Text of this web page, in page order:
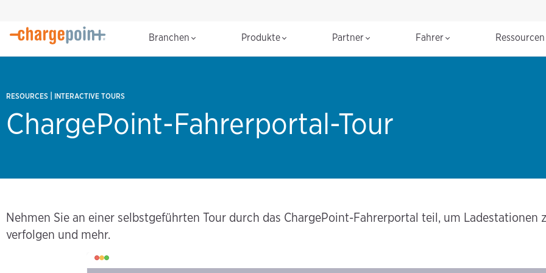
Branchen Produkte Partner Fahrer
RESOURCES INTERACTIVE TOURS
ChargePoint-Fahrerportal-Tour
Nehmen Sie an einer selbstgeführten Tour durch das ChargePoint-Fahrerportal teil, um Ladestationen
verfolgen und mehr.